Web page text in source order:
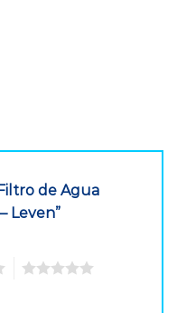
de Agua
Leven”